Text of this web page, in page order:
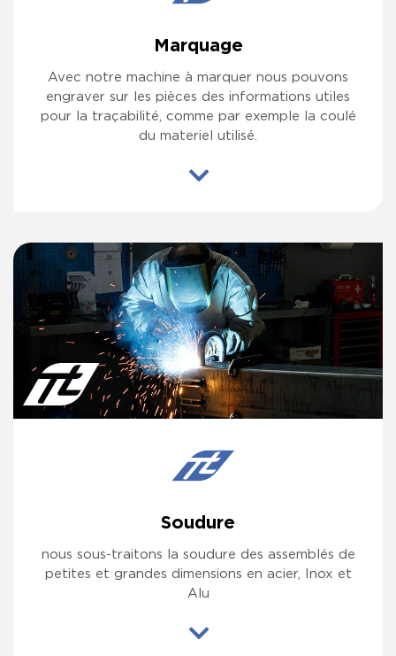
Marquage
Avec notre machine à marquer nous pouvons
engraver sur les pièces des informations utiles
pour la traçabilité, comme par exemple la coulé
du materiel utilisé.
Soudure
nous sous-traitons la soudure des assemblés de
petites et grandes dimensions en acier, Inox et
Alu